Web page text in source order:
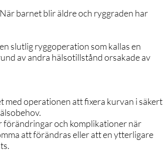
barnet blir äldre och ryggraden har
slutlig ryggoperation som kallas en
av andra hälsotillstånd orsakade av
med operationen att fixera kurvan i säkert
förändringar och komplikationer när
att förändras eller att en ytterligare